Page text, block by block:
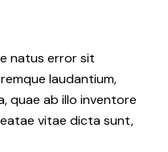
natus error sit
laudantium,
quae ab illo inventore
vitae dicta sunt,